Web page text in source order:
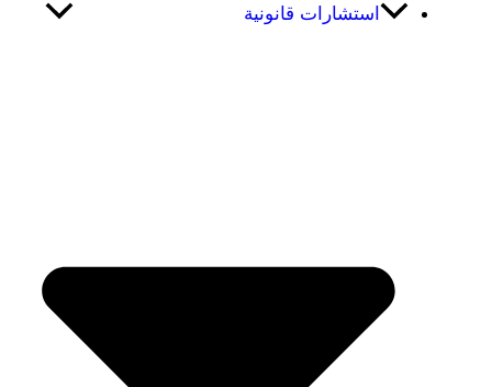
استشارات قانونية